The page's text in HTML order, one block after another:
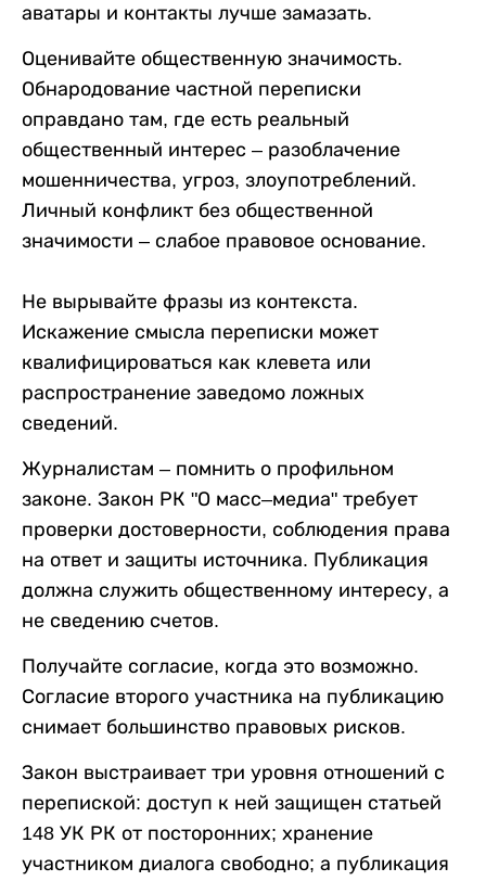
аватары и контакты лучше замазать.
Оценивайте общественную значимость.
Обнародование частной переписки
оправдано там, где есть реальный
общественный интерес – разоблачение
мошенничества, угроз, злоупотреблений.
Личный конфликт без общественной
значимости – слабое правовое основание.
Не вырывайте фразы из контекста.
Искажение смысла переписки может
квалифицироваться как клевета или
распространение заведомо ложных
сведений.
Журналистам – помнить о профильном
законе. Закон РК "О масс–медиа" требует
проверки достоверности, соблюдения права
на ответ и защиты источника. Публикация
должна служить общественному интересу, а
не сведению счетов.
Получайте согласие, когда это возможно.
Согласие второго участника на публикацию
снимает большинство правовых рисков.
Закон выстраивает три уровня отношений с
перепиской: доступ к ней защищен статьей
148 УК РК от посторонних; хранение
участником диалога свободно; а публикация